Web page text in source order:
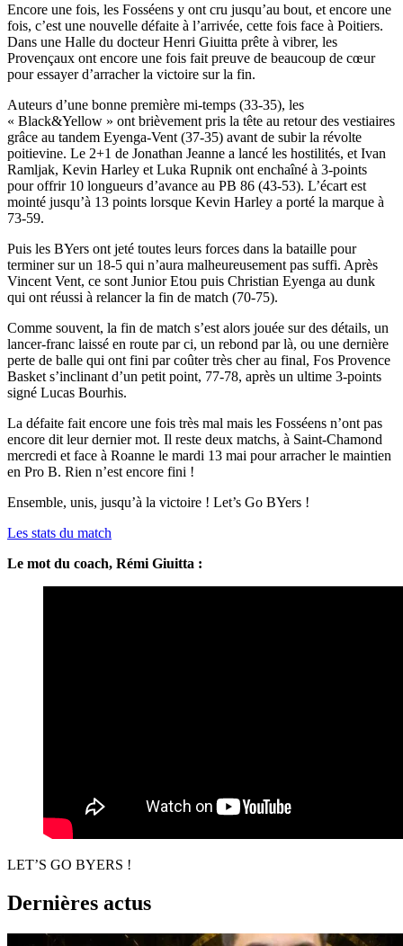
Encore une fois, les Fosséens y ont cru jusqu’au bout, et encore une
fois, c’est une nouvelle défaite à l’arrivée, cette fois face à Poitiers.
Dans une Halle du docteur Henri Giuitta prête à vibrer, les
Provençaux ont encore une fois fait preuve de beaucoup de cœur
pour essayer d’arracher la victoire sur la fin.
Auteurs d’une bonne première mi-temps (33-35), les
« Black&Yellow » ont brièvement pris la tête au retour des vestiaires
grâce au tandem Eyenga-Vent (37-35) avant de subir la révolte
poitievine. Le 2+1 de Jonathan Jeanne a lancé les hostilités, et Ivan
Ramljak, Kevin Harley et Luka Rupnik ont enchaîné à 3-points
pour offrir 10 longueurs d’avance au PB 86 (43-53). L’écart est
mointé jusqu’à 13 points lorsque Kevin Harley a porté la marque à
73-59.
Puis les BYers ont jeté toutes leurs forces dans la bataille pour
terminer sur un 18-5 qui n’aura malheureusement pas suffi. Après
Vincent Vent, ce sont Junior Etou puis Christian Eyenga au dunk
qui ont réussi à relancer la fin de match (70-75).
Comme souvent, la fin de match s’est alors jouée sur des détails, un
lancer-franc laissé en route par ci, un rebond par là, ou une dernière
perte de balle qui ont fini par coûter très cher au final, Fos Provence
Basket s’inclinant d’un petit point, 77-78, après un ultime 3-points
signé Lucas Bourhis.
La défaite fait encore une fois très mal mais les Fosséens n’ont pas
encore dit leur dernier mot. Il reste deux matchs, à Saint-Chamond
mercredi et face à Roanne le mardi 13 mai pour arracher le maintien
en Pro B. Rien n’est encore fini !
Ensemble, unis, jusqu’à la victoire ! Let’s Go BYers !
Les stats du match
Le mot du coach, Rémi Giuitta :
LET’S GO BYERS !
Dernières actus